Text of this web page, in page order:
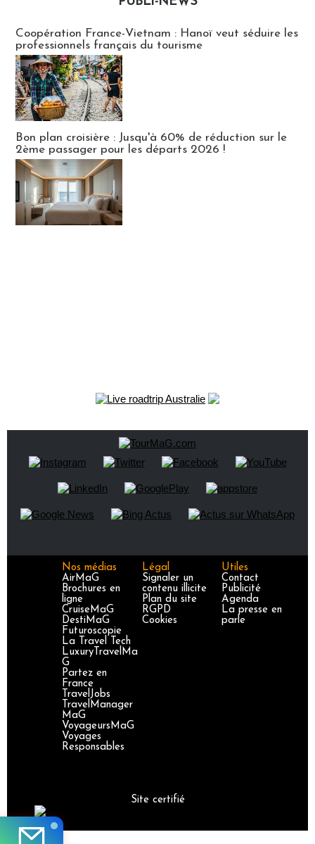
Coopération France-Vietnam : Hanoï veut séduire les
professionnels français du tourisme
Bon plan croisière : Jusqu'à 60% de réduction sur le
2ème passager pour les départs 2026 !
Nos médias
AirMaG
Brochures en
ligne
CruiseMaG
DestiMaG
Futuroscopie
La Travel Tech
LuxuryTravelMa
G
Partez en
France
TravelJobs
TravelManager
MaG
VoyageursMaG
Voyages
Responsables
Légal
Signaler un
contenu illicite
Plan du site
RGPD
Cookies
Utiles
Contact
Publicité
Agenda
La presse en
parle
Site certifié